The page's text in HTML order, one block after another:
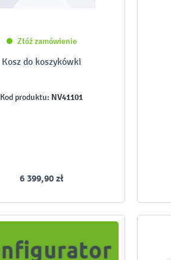
Złóż zamówienie
Kosz do koszykówki
Kod produktu: NV41101
6 399,90 zł